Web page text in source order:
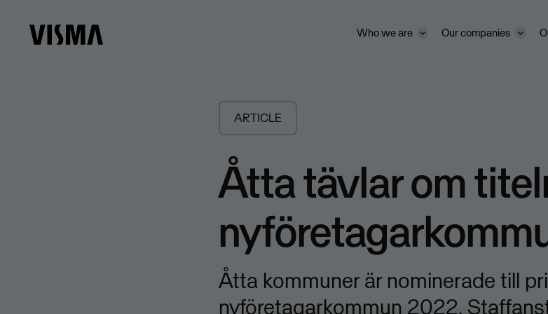
Who we are Our companies
ARTICLE
Åtta tävlar om
Åtta kommuner är nominerade till
nyföretagarkommun 2022.